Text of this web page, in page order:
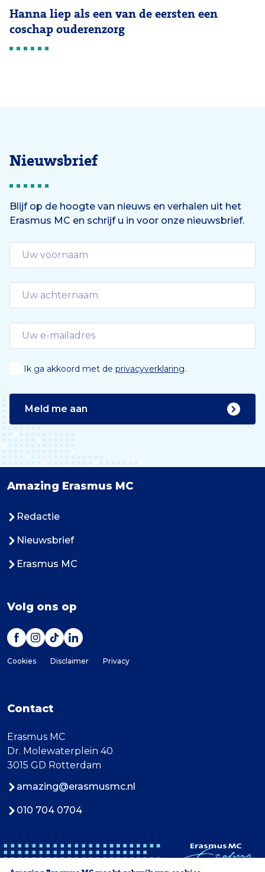
Hanna liep als een van de eersten een
coschap ouderenzorg
Nieuwsbrief
Blijf op de hoogte van nieuws en verhalen uit het
Erasmus MC en schrijf u in voor onze nieuwsbrief.
Ik ga akkoord met de privacyverklaring.
Meld me aan
Amazing Erasmus MC
Redactie
Nieuwsbrief
Erasmus MC
Volg ons op
Cookies Disclaimer Privacy
Contact
Erasmus MC
Dr. Molewaterplein 40
3015 GD Rotterdam
amazing@erasmusmc.nl
010 704 0704